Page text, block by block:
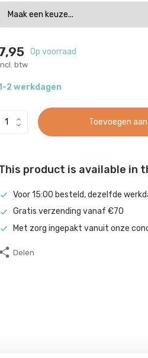
Op voorraad
btw
2 werkdagen
Toevoegen
product is available in
Voor 15:00 besteld, dezelfde
Gratis verzending vanaf €70
Met zorg ingepakt vanuit onze
Delen